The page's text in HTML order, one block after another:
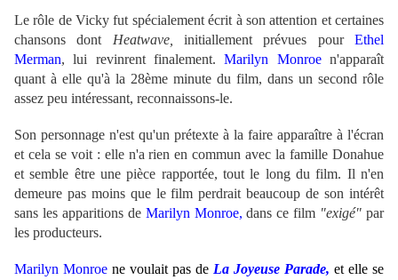
Le rôle de Vicky fut spécialement écrit à son attention et certaines
chansons dont Heatwave, initiallement prévues pourEthel
Merman, lui revinrent finalement. Marilyn Monroen'apparaît
quant à elle qu'à la 28ème minute du film, dans un second rôle
assez peu intéressant, reconnaissons-le.
Son personnage n'est qu'un prétexte à la faire apparaître à l'écran
et cela se voit : elle n'a rien en commun avec la famille Donahue
et semble être une pièce rapportée, tout le long du film. Il n'en
demeure pas moins que le film perdrait beaucoup de son intérêt
sans les apparitions de Marilyn Monroe, dans ce film "exigé" par
les producteurs.
Marilyn Monroe ne voulait pas de La Joyeuse Parade, et elle se